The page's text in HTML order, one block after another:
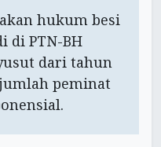
hukum besi
di PTN-BH
dari tahun
peminat